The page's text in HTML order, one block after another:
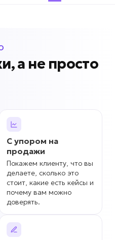
а не просто
С упором на
продажи
Покажем клиенту, что вы
делаете, сколько это
стоит, какие есть кейсы и
почему вам можно
доверять.